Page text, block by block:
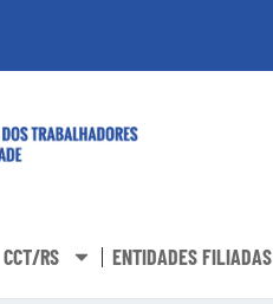
CCT/RS ENTIDADES FILIADAS